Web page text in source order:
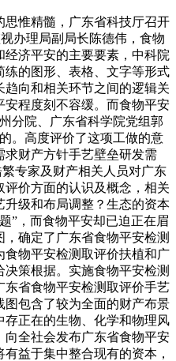
惟精髓，广东省科技厅召开
办理局副局长陈德伟，食物
济平安的主要要素，中科院
练的图形、表格、文字等形式
向和相关环节之间的逻辑关
程度刻不容缓。而食物平安
分院、广东省科学院党组郭
。高度评价了这项工做的意
求财产方针手艺壁垒研发需
专家及财产相关人员对广东
价方面的认识及概念，相关
级和布局调整？生态的资本
”，而食物平安却已迫正在眉
确定了广东省食物平安检测
物平安检测取评价扶植和广
策根据。实施食物平安检测
省食物平安检测取评价手艺
包含了较为全面的财产布景
正在的生物、化学和物理风
向全社会发布广东省食物平安
益于集中整合现有的资本，